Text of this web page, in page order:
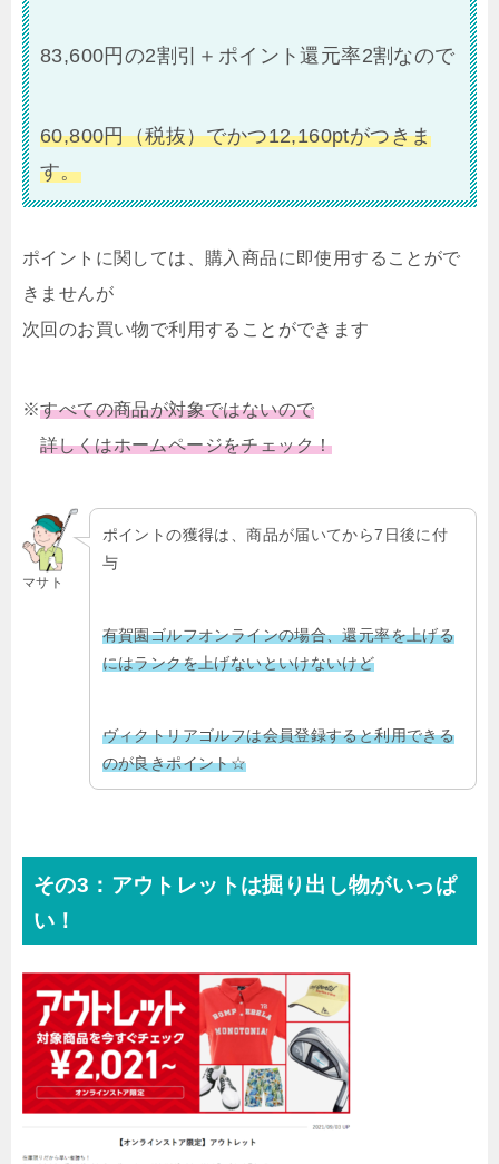
83,600円の2割引＋ポイント還元率2割なので
60,800円（税抜）でかつ12,160ptがつきま
す。
ポイントに関しては、購入商品に即使用することがで
きませんが
次回のお買い物で利用することができます
※すべての商品が対象ではないので
詳しくはホームページをチェック！
マサト
ポイントの獲得は、商品が届いてから7日後に付
与
有賀園ゴルフオンラインの場合、還元率を上げる
にはランクを上げないといけないけど
ヴィクトリアゴルフは会員登録すると利用できる
のが良きポイント☆
その3：アウトレットは掘り出し物がいっぱ
い！